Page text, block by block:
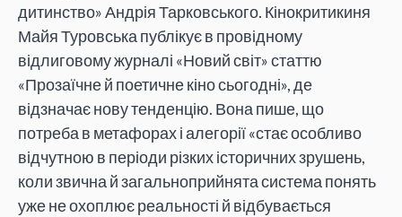
дитинство» Андрія Тарковського. Кінокритикиня
Майя Туровська публікує в провідному
відлиговому журналі «Новий світ» статтю
«Прозаїчне й поетичне кіно сьогодні», де
відзначає нову тенденцію. Вона пише, що
потреба в метафорах і алегорії «стає особливо
відчутною в періоди різких історичних зрушень,
коли звична й загальноприйнята система понять
уже не охоплює реальності й відбувається